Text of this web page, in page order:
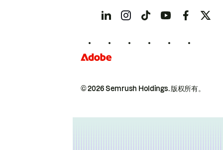
© 2026 Semrush Holdings.版权所有。